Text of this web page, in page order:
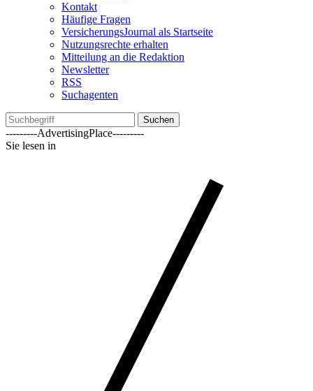
Kontakt
Häufige Fragen
VersicherungsJournal als Startseite
Nutzungsrechte erhalten
Mitteilung an die Redaktion
Newsletter
RSS
Suchagenten
Suchen
---------AdvertisingPlace---------
Sie lesen in